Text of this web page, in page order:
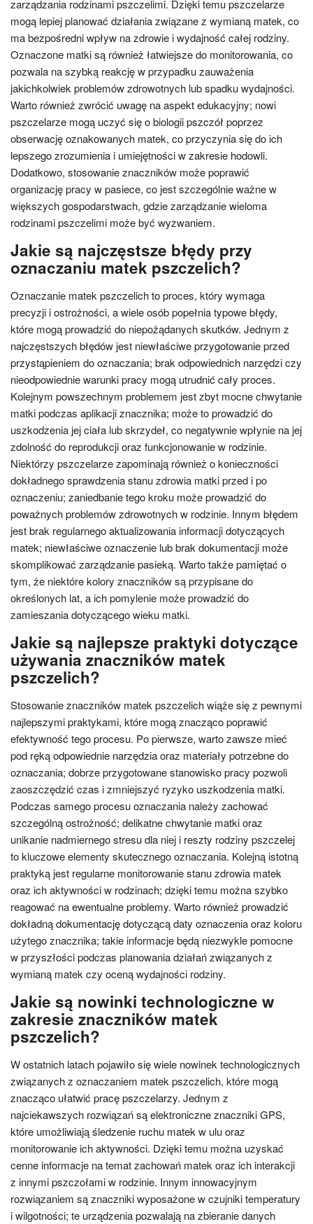
zarządzania rodzinami pszczelimi. Dzięki temu pszczelarze
mogą lepiej planować działania związane z wymianą matek, co
ma bezpośredni wpływ na zdrowie i wydajność całej rodziny.
Oznaczone matki są również łatwiejsze do monitorowania, co
pozwala na szybką reakcję w przypadku zauważenia
jakichkolwiek problemów zdrowotnych lub spadku wydajności.
Warto również zwrócić uwagę na aspekt edukacyjny; nowi
pszczelarze mogą uczyć się o biologii pszczół poprzez
obserwację oznakowanych matek, co przyczynia się do ich
lepszego zrozumienia i umiejętności w zakresie hodowli.
Dodatkowo, stosowanie znaczników może poprawić
organizację pracy w pasiece, co jest szczególnie ważne w
większych gospodarstwach, gdzie zarządzanie wieloma
rodzinami pszczelimi może być wyzwaniem.
Jakie są najczęstsze błędy przy
oznaczaniu matek pszczelich?
Oznaczanie matek pszczelich to proces, który wymaga
precyzji i ostrożności, a wiele osób popełnia typowe błędy,
które mogą prowadzić do niepożądanych skutków. Jednym z
najczęstszych błędów jest niewłaściwe przygotowanie przed
przystąpieniem do oznaczania; brak odpowiednich narzędzi czy
nieodpowiednie warunki pracy mogą utrudnić cały proces.
Kolejnym powszechnym problemem jest zbyt mocne chwytanie
matki podczas aplikacji znacznika; może to prowadzić do
uszkodzenia jej ciała lub skrzydeł, co negatywnie wpłynie na jej
zdolność do reprodukcji oraz funkcjonowanie w rodzinie.
Niektórzy pszczelarze zapominają również o konieczności
dokładnego sprawdzenia stanu zdrowia matki przed i po
oznaczeniu; zaniedbanie tego kroku może prowadzić do
poważnych problemów zdrowotnych w rodzinie. Innym błędem
jest brak regularnego aktualizowania informacji dotyczących
matek; niewłaściwe oznaczenie lub brak dokumentacji może
skomplikować zarządzanie pasieką. Warto także pamiętać o
tym, że niektóre kolory znaczników są przypisane do
określonych lat, a ich pomylenie może prowadzić do
zamieszania dotyczącego wieku matki.
Jakie są najlepsze praktyki dotyczące
używania znaczników matek
pszczelich?
Stosowanie znaczników matek pszczelich wiąże się z pewnymi
najlepszymi praktykami, które mogą znacząco poprawić
efektywność tego procesu. Po pierwsze, warto zawsze mieć
pod ręką odpowiednie narzędzia oraz materiały potrzebne do
oznaczania; dobrze przygotowane stanowisko pracy pozwoli
zaoszczędzić czas i zmniejszyć ryzyko uszkodzenia matki.
Podczas samego procesu oznaczania należy zachować
szczególną ostrożność; delikatne chwytanie matki oraz
unikanie nadmiernego stresu dla niej i reszty rodziny pszczelej
to kluczowe elementy skutecznego oznaczania. Kolejną istotną
praktyką jest regularne monitorowanie stanu zdrowia matek
oraz ich aktywności w rodzinach; dzięki temu można szybko
reagować na ewentualne problemy. Warto również prowadzić
dokładną dokumentację dotyczącą daty oznaczenia oraz koloru
użytego znacznika; takie informacje będą niezwykle pomocne
w przyszłości podczas planowania działań związanych z
wymianą matek czy oceną wydajności rodziny.
Jakie są nowinki technologiczne w
zakresie znaczników matek
pszczelich?
W ostatnich latach pojawiło się wiele nowinek technologicznych
związanych z oznaczaniem matek pszczelich, które mogą
znacząco ułatwić pracę pszczelarzy. Jednym z
najciekawszych rozwiązań są elektroniczne znaczniki GPS,
które umożliwiają śledzenie ruchu matek w ulu oraz
monitorowanie ich aktywności. Dzięki temu można uzyskać
cenne informacje na temat zachowań matek oraz ich interakcji
z innymi pszczołami w rodzinie. Innym innowacyjnym
rozwiązaniem są znaczniki wyposażone w czujniki temperatury
i wilgotności; te urządzenia pozwalają na zbieranie danych